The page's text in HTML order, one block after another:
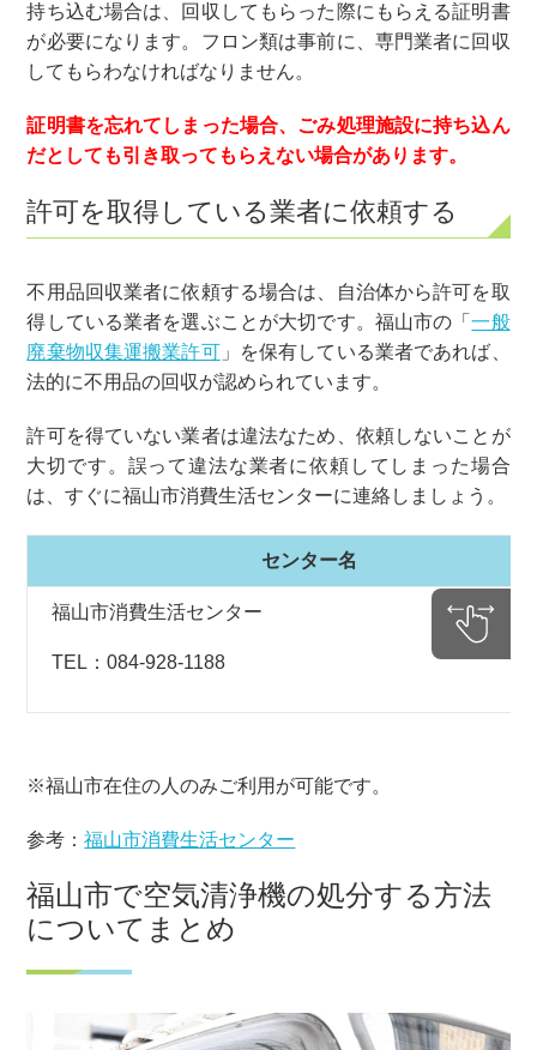
持ち込む場合は、回収してもらった際にもらえる証明書
が必要になります。フロン類は事前に、専門業者に回収
してもらわなければなりません。
証明書を忘れてしまった場合、ごみ処理施設に持ち込ん
だとしても引き取ってもらえない場合があります。
許可を取得している業者に依頼する
不用品回収業者に依頼する場合は、自治体から許可を取
得している業者を選ぶことが大切です。福山市の「一般
廃棄物収集運搬業許可」を保有している業者であれば、
法的に不用品の回収が認められています。
許可を得ていない業者は違法なため、依頼しないことが
大切です。誤って違法な業者に依頼してしまった場合
は、すぐに福山市消費生活センターに連絡しましょう。
センター名
福山市消費生活センター
TEL：084-928-1188
※福山市在住の人のみご利用が可能です。
参考：福山市消費生活センター
福山市で空気清浄機の処分する方法
についてまとめ